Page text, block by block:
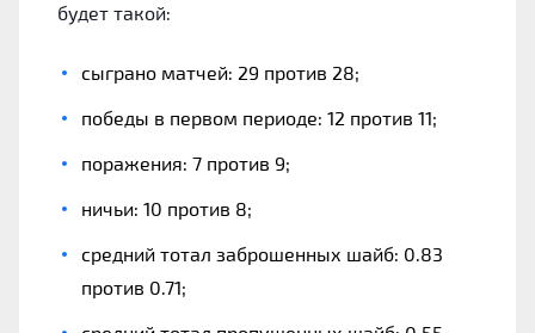
будет такой:
сыграно матчей: 29 против 28;
победы в первом периоде: 12 против 11;
поражения: 7 против 9;
ничьи: 10 против 8;
средний тотал заброшенных шайб: 0.83
против 0.71;